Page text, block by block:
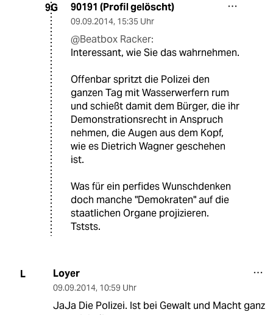
9G 90191 (Profil gelöscht)
09.09.2014, 15:35 Uhr
@Beatbox Racker:
Interessant, wie Sie das wahrnehmen.
Offenbar spritzt die Polizei den
ganzen Tag mit Wasserwerfern rum
und schießt damit dem Bürger, die ihr
Demonstrationsrecht in Anspruch
nehmen, die Augen aus dem Kopf,
wie es Dietrich Wagner geschehen
ist.
Was für ein perfides Wunschdenken
doch manche "Demokraten" auf die
staatlichen Organe projizieren.
Tststs.
L Loyer
09.09.2014, 10:59 Uhr
JaJa Die Polizei. Ist bei Gewalt und Macht ganz